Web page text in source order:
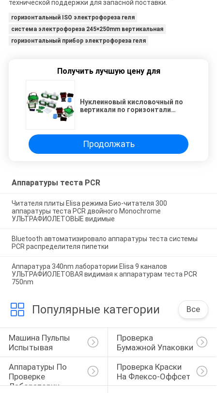
технической поддержки для запасной поставки.
горизонтальный ISO электрофореза геля
система электрофореза 245×250mm вертикальная
горизонтальный прибор электрофореза геля
Получить лучшую цену для
Нуклеиновый кисловочный по
вертикали по горизонтали
Продолжать
Аппаратуры теста PCR
Читателя плиты Elisa режима Био-читателя 300
аппаратуры теста PCR двойного Monochrome
УЛЬТРАФИОЛЕТОВЫЕ видимые
Bluetooth автоматизировало аппаратуры теста системы
PCR распределителя пипетки
Аппаратура 340nm лаборатории Elisa 9 каналов
УЛЬТРАФИОЛЕТОВАЯ видимая к аппаратурам теста PCR
750nm
Популярные категории Все
Машина Пульпы
Испытывая
Проверка
Бумажной Упаковки
Аппаратуры По
Проверке
Лаборатории
Проверка Краски
На Флексо-Оффсет